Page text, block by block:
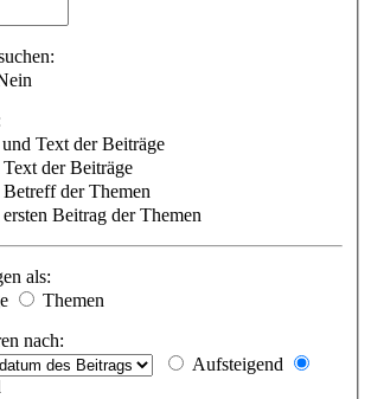
Text der Beiträge
der Beiträge
der Themen
Beitrag der Themen
als:
Themen
nach:
Aufsteigend